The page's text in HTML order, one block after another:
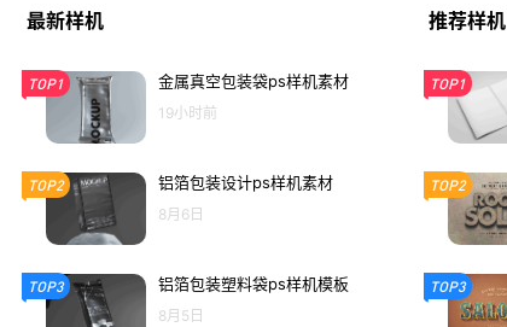
最新样机
TOP1 金属真空包装袋ps样机素材
19小时前
TOP2 铝箔包装设计ps样机素材
8月6日
TOP3 铝箔包装塑料袋ps样机模板
8月5日
推荐样机
TOP1
TOP2
TOP3